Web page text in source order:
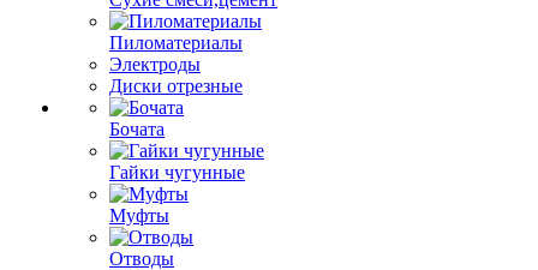
Пиломатериалы
Электроды
Диски отрезные
Бочата
Гайки чугунные
Муфты
Отводы